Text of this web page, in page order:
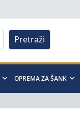
Pretraži
OPREMA ZA ŠANK